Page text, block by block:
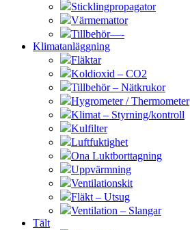
Sticklingpropagator
Värmemattor
Tillbehör—-
Klimatanläggning
Fläktar
Koldioxid – CO2
Tillbehör – Nätkrukor
Hygrometer / Thermometer
Klimat – Styrning/kontroll
Kulfilter
Luftfuktighet
Ona Luktborttagning
Uppvärmning
Ventilationskit
Fläkt – Utsug
Ventilation – Slangar
Tält